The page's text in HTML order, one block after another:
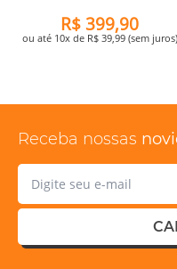
R$ 399,90
ou até 10x de R$ 39,99 (sem juros)
Receba nossas